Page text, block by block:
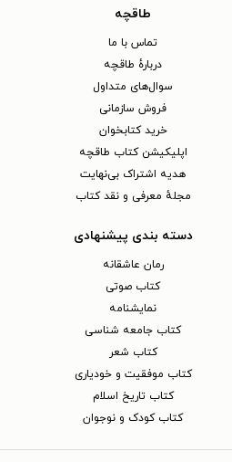
طاقچه
تماس با ما
دربارهٔ طاقچه
سوال‌های متداول
فروش سازمانی
خرید کتابخوان
اپلیکیشن کتاب طاقچه
هدیه اشتراک بی‌نهایت
مجلهٔ معرفی و نقد کتاب
دسته بندی پیشنهادی
رمان عاشقانه
کتاب‌ صوتی
نمایشنامه
کتاب جامعه شناسی
کتاب شعر
کتاب موفقیت و خودیاری
کتاب تاریخ اسلام
کتاب کودک و نوجوان